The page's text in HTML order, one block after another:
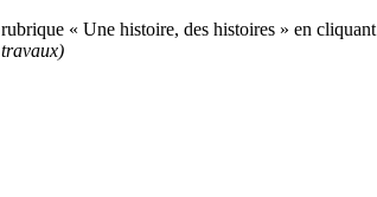
rubrique « Une histoire, des histoires » en cliquant
travaux)